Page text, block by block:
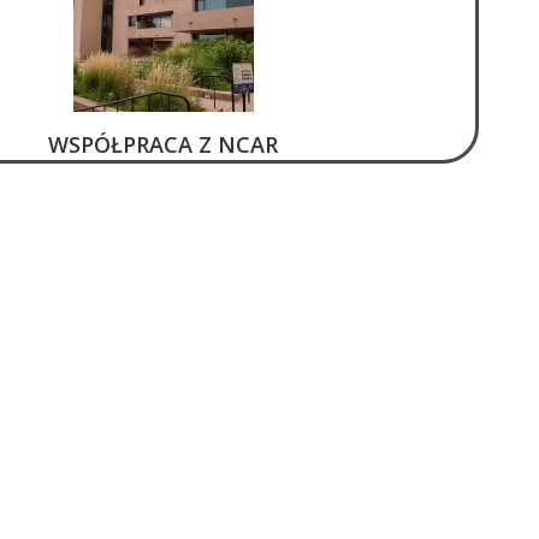
WSPÓŁPRACA Z NCAR